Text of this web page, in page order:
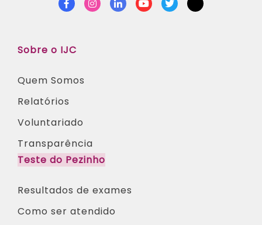
FacebookInstagram
LinkedinYoutubeTwitterTikTok
Sobre o IJC
Quem Somos
Relatórios
Voluntariado
Transparência
Teste do Pezinho
Resultados de exames
Como ser atendido